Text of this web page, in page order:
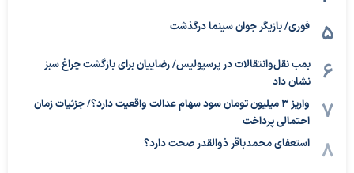
فوری/ بازیگر جوان سینما درگذشت
بمب نقل‌وانتقالات در پرسپولیس/ رضاییان برای بازگشت چراغ سبز
نشان داد
واریز ۳ میلیون تومان سود سهام عدالت واقعیت دارد؟/ جزئیات زمان
احتمالی پرداخت
استعفای محمدباقر ذوالقدر صحت دارد؟